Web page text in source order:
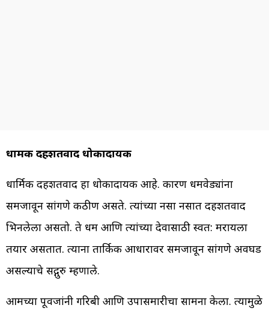
धार्मिक दहशतवाद धोकादायक
धार्मिक दहशतवाद हा धोकादायक आहे. कारण धर्मवेड्यांना
समजावून सांगणे कठीण असते. त्यांच्या नसा नसात दहशतवाद
भिनलेला असतो. ते धर्म आणि त्यांच्या देवासाठी स्वत: मरायला
तयार असतात. त्याना तार्किक आधारावर समजावून सांगणे अवघड
असल्याचे सद्गुरु म्हणाले.
आमच्या पूर्वजांनी गरिबी आणि उपासमारीचा सामना केला. त्यामुळे